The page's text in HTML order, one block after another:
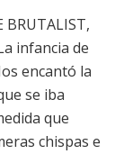
infancia de
encantó la
se iba
que
chispas e